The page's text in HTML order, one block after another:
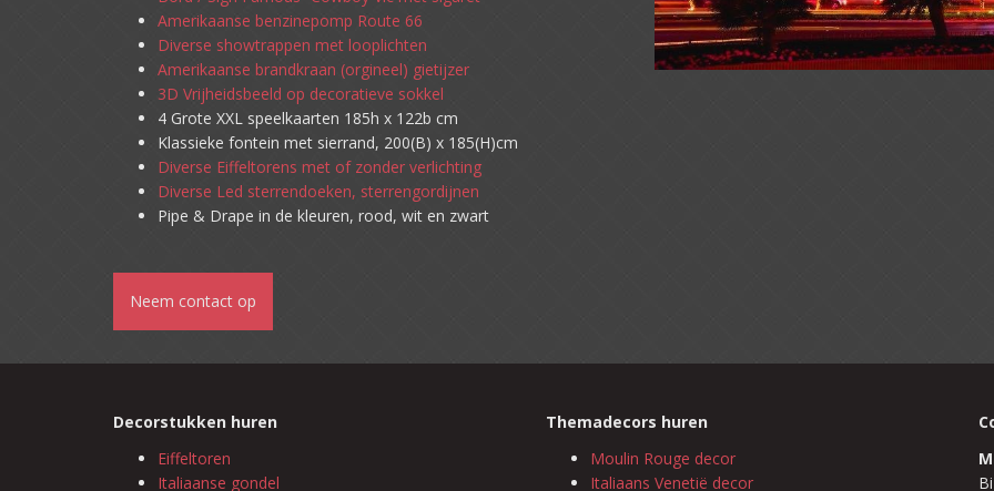
Amerikaanse benzinepomp Route 66
Diverse showtrappen met looplichten
Amerikaanse brandkraan (orgineel) gietijzer
3D Vrijheidsbeeld op decoratieve sokkel
4 Grote XXL speelkaarten 185h x 122b cm
Klassieke fontein met sierrand, 200(B) x 185(H)cm
Diverse Eiffeltorens met of zonder verlichting
Diverse Led sterrendoeken, sterrengordijnen
Pipe & Drape in de kleuren, rood, wit en zwart
Neem contact op
Decorstukken huren
Eiffeltoren
Italiaanse gondel
Themadecors huren
Moulin Rouge decor
Italiaans Venetië decor